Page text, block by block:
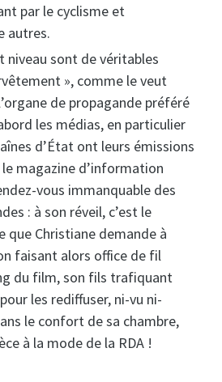
par le cyclisme et
autres.
niveau sont de véritables
», comme le veut
de propagande préféré
les médias, en particulier
d’État ont leurs émissions
magazine d’information
vous immanquable des
: à son réveil, c’est le
que Christiane demande à
faisant alors office de fil
du film, son fils trafiquant
les rediffuser, ni-vu ni-
le confort de sa chambre,
à la mode de la RDA !